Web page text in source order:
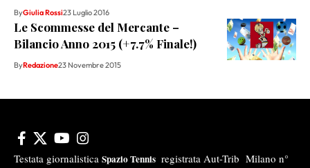
ByGiulia Rossi23 Luglio 2016
Le Scommesse del Mercante –
Bilancio Anno 2015 (+7.7% Finale!)
ByRedazione23 Novembre 2015
Testata giornalistica Spazio Tennis registrata Aut-Trib Milano n°